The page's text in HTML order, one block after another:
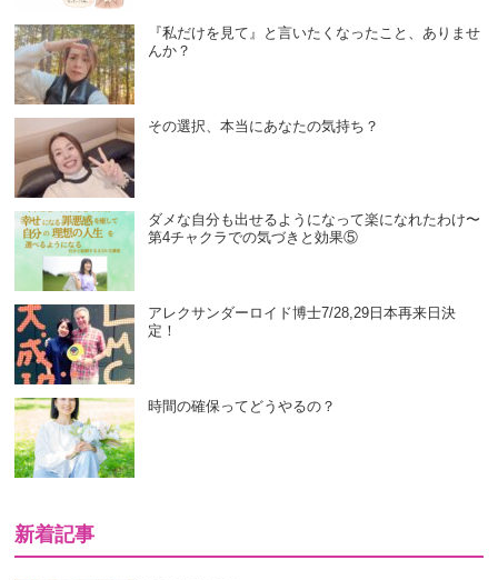
『私だけを見て』と言いたくなったこと、ありませ
んか？
その選択、本当にあなたの気持ち？
ダメな自分も出せるようになって楽になれたわけ〜
第4チャクラでの気づきと効果⑤
アレクサンダーロイド博士7/28,29日本再来日決
定！
時間の確保ってどうやるの？
新着記事